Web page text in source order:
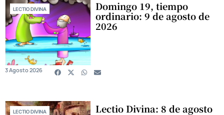
LECTIO DIVINA Domingo 19, tiempo
ordinario: 9 de agosto de
2026
3 Agosto 2026
LECTIO DIVINA Lectio Divina: 8 de agosto